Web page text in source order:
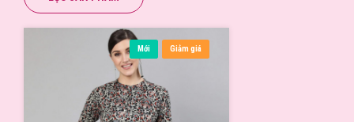
Mới Giảm giá